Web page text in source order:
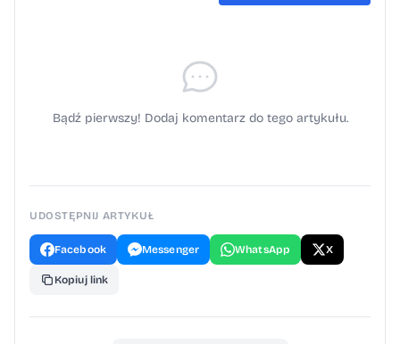
Bądź pierwszy! Dodaj komentarz do tego artykułu.
UDOSTĘPNIJ ARTYKUŁ
Facebook Messenger WhatsApp X
Kopiuj link